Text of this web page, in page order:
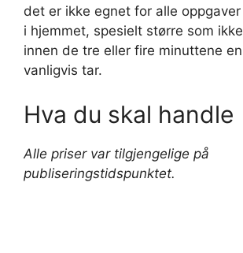
det er ikke egnet for alle
i hjemmet, spesielt større som
innen de tre eller fire minuttene
vanligvis tar.
Hva du skal handle
Alle priser var tilgjengelige på
publiseringstidspunktet.